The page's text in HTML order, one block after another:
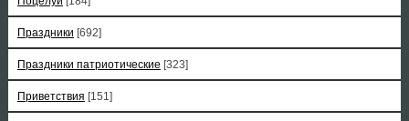
Праздники [692]
Праздники патриотические [323]
Приветствия [151]